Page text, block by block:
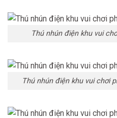
Thú nhún điện khu vui
Thú nhún điện khu vui chơi